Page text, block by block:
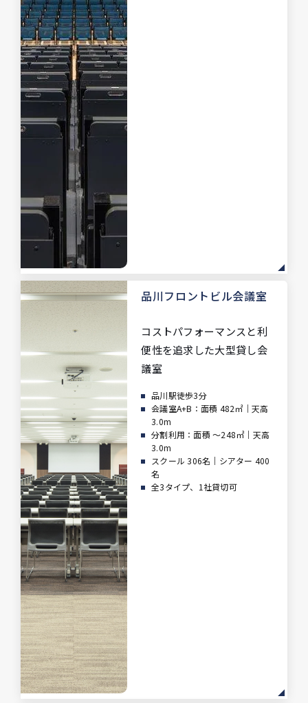
品川フロントビル会議室
コストパフォーマンスと利
便性を追求した大型貸し会
議室
品川駅徒歩3分
会議室A+B：面積 482㎡｜天高
3.0m
分割利用：面積 ～248㎡｜天高
3.0m
スクール 306名｜シアター 400
名
全3タイプ、1社貸切可